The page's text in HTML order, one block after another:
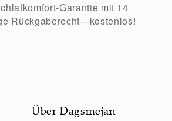
Garantie mit 14
Rückgaberecht—kostenlos!
Über Dagsmejan